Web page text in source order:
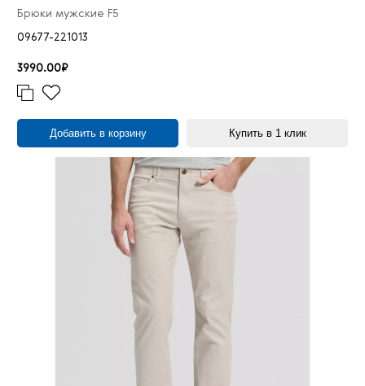
Брюки мужские F5
09677-221013
3990.00₽
Добавить в корзину Купить в 1 клик